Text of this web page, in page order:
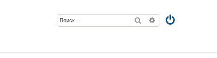
Поиск Расширенный